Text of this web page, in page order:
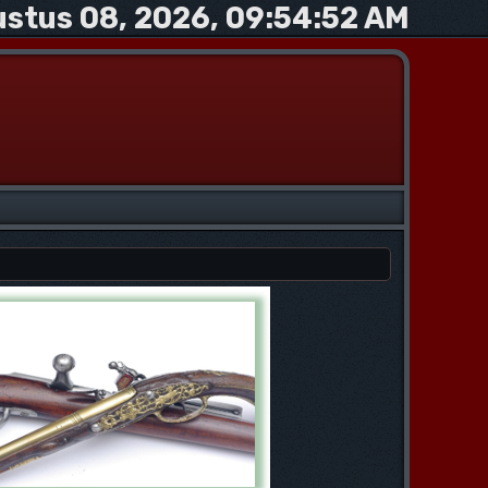
08, 2026, 09:54:52 AM